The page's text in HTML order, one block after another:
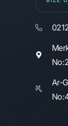
Ar-